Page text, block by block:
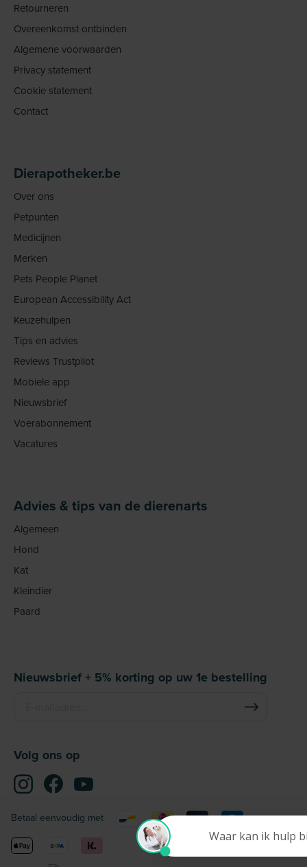
Retourneren
Overeenkomst ontbinden
Algemene voorwaarden
Privacy statement
Cookie statement
Contact
Dierapotheker.be
Over ons
Petpunten
Medicijnen
Merken
Pets People Planet
European Accessibility Act
Keuzehulpen
Tips en advies
Reviews Trustpilot
Mobiele app
Nieuwsbrief
Voerabonnement
Vacatures
Advies & tips van de dierenarts
Algemeen
Hond
Kat
Kleindier
Paard
Nieuwsbrief + 5% korting op uw 1e bestelling
Volg ons op
Betaal eenvoudig met